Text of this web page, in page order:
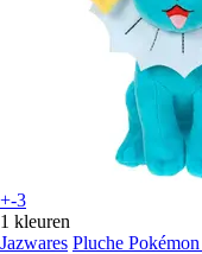
+-3
1 kleuren
Jazwares Pluche